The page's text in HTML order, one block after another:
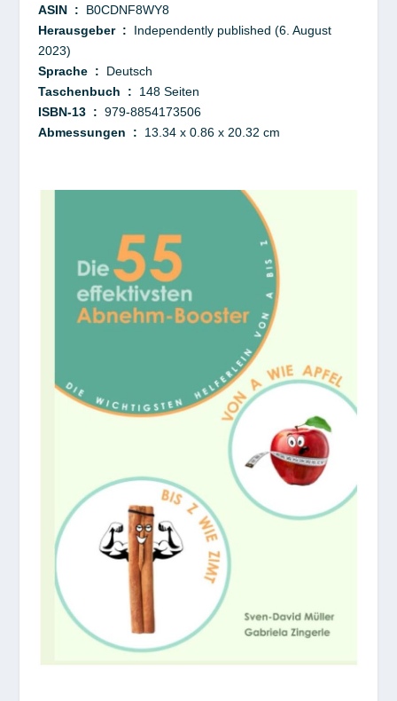
ASIN ‏ :
‎ B0CDNF8WY8
Herausgeber ‏ : ‎ Independently published (6. August
2023)
Sprache ‏ : ‎ Deutsch
Taschenbuch ‏ : ‎ 148 Seiten
ISBN-13 ‏ : ‎ 979-8854173506
Abmessungen ‏ : ‎ 13.34 x 0.86 x 20.32 cm